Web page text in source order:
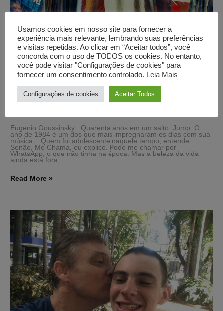
1984, 40 anos
Eugenio Goussinsky Quarenta anos em um salto. Jump. O
ano de 1984 é um dos que mais impregnaram os dias com sua
música. Quem foi adolescente naquele tempo, entende.
Senão, Me Chama, eu explico. Pode me chamar por
WhatsApp, o que não tinha na época. Mas a beleza da vida
ainda está fora
Read More »
O
mais
lindo
na
Hebraica
Usamos cookies em nosso site para fornecer a
experiência mais relevante, lembrando suas preferências
e visitas repetidas. Ao clicar em “Aceitar todos”, você
concorda com o uso de TODOS os cookies. No entanto,
você pode visitar "Configurações de cookies" para
fornecer um consentimento controlado. Leia Mais
Configurações de cookies Aceitar Todos